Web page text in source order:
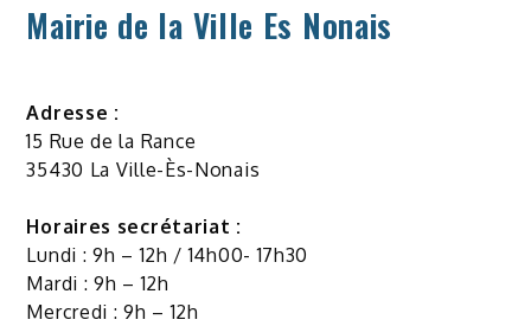
Mairie de la Ville Es Nonais
Adresse :
15 Rue de la Rance
35430 La Ville-Ès-Nonais
Horaires secrétariat :
Lundi : 9h – 12h / 14h00- 17h30
Mardi : 9h – 12h
Mercredi : 9h – 12h